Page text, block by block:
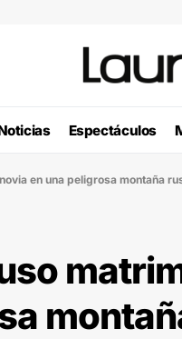
Espectáculos
en una peligrosa montaña